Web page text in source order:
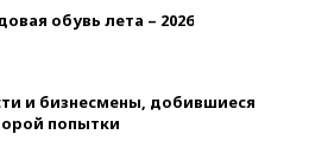
обувь лета – 2026
и бизнесмены, добившиеся
попытки